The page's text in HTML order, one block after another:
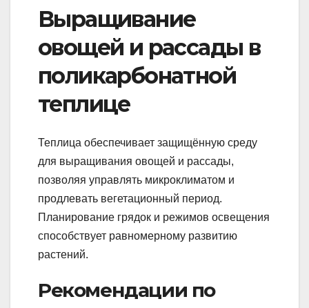
Выращивание
овощей и рассады в
поликарбонатной
теплице
Теплица обеспечивает защищённую среду
для выращивания овощей и рассады,
позволяя управлять микроклиматом и
продлевать вегетационный период.
Планирование грядок и режимов освещения
способствует равномерному развитию
растений.
Рекомендации по